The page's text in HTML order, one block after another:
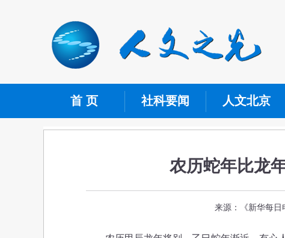
首 页 社科要闻 人文北京
农历蛇年比龙
来源：《新华每